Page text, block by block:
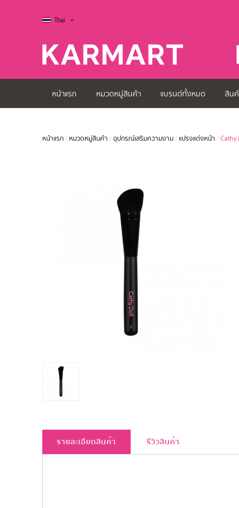
Thai
หน้าแรก หมวดหมู่สินค้า แบรนด์ทั้งหมด สินค้
หน้าแรก / หมวดหมู่สินค้า /อุปกรณ์เสริมความงาม / แปรงแต่งหน้า /Cathy
รายละเอียดสินค้า รีวิวสินค้า